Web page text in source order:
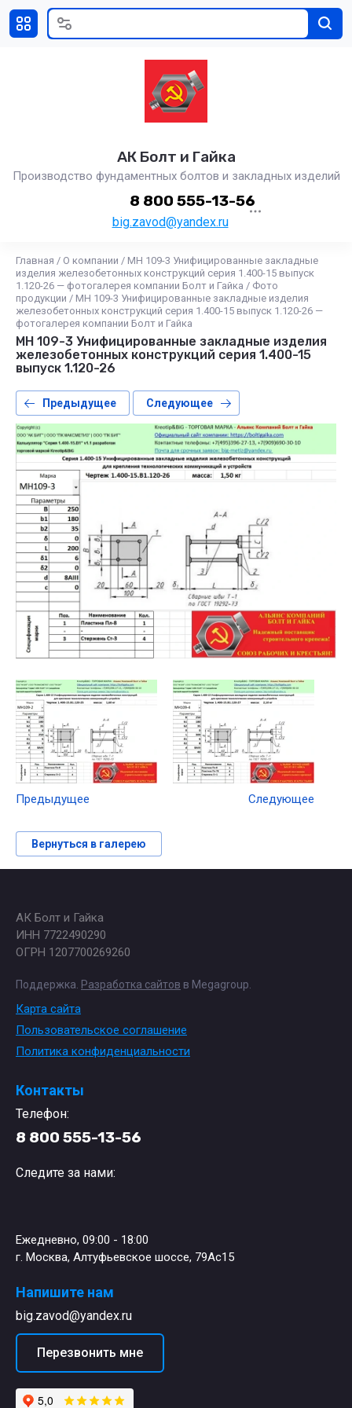
АК Болт и Гайка
Производство фундаментных болтов и закладных изделий
big.zavod@yandex.ru
8 800 555-13-56
Главная / О компании / МН 109-3 Унифицированные закладные
изделия железобетонных конструкций серия 1.400-15 выпуск
1.120-26 — фотогалерея компании Болт и Гайка / Фото
продукции / МН 109-3 Унифицированные закладные изделия
железобетонных конструкций серия 1.400-15 выпуск 1.120-26 —
фотогалерея компании Болт и Гайка
МН 109-3 Унифицированные закладные изделия
железобетонных конструкций серия 1.400-15
выпуск 1.120-26
Предыдущее Следующее
Предыдущее Следующее
Вернуться в галерею
АК Болт и Гайка
ИНН 7722490290
ОГРН 1207700269260
Поддержка. Разработка сайтов в Megagroup.
Карта сайта
Пользовательское соглашение
Политика конфиденциальности
Контакты
Телефон:
8 800 555-13-56
Следите за нами:
Ежедневно, 09:00 - 18:00
г. Москва, Алтуфьевское шоссе, 79Ас15
Напишите нам
big.zavod@yandex.ru
Перезвонить мне